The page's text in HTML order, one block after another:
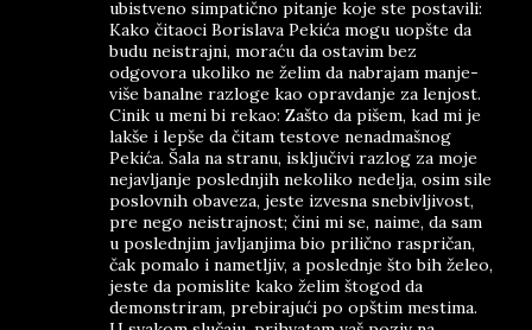
ubistveno simpatično pitanje koje ste postavili:
Kako čitaoci Borislava Pekića mogu uopšte da
budu neistrajni, moraću da ostavim bez
odgovora ukoliko ne želim da nabrajam manje-
više banalne razloge kao opravdanje za lenjost.
Cinik u meni bi rekao: Zašto da pišem, kad mi je
lakše i lepše da čitam testove nenadmašnog
Pekića. Šala na stranu, isključivi razlog za moje
nejavljanje poslednjih nekoliko nedelja, osim sile
poslovnih obaveza, jeste izvesna snebivljivost,
pre nego neistrajnost; čini mi se, naime, da sam
u poslednjim javljanjima bio prilično raspričan,
čak pomalo i nametljiv, a poslednje što bih želeo,
jeste da pomislite kako želim štogod da
demonstriram, prebirajući po opštim mestima.